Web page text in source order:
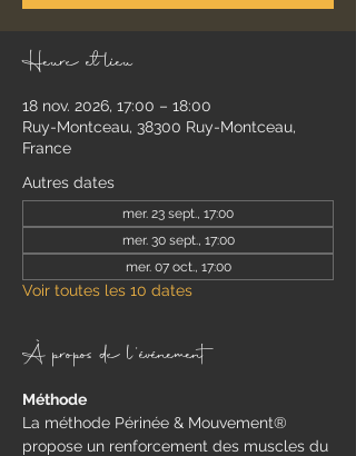
Heure et lieu
18 nov. 2026, 17:00 – 18:00
Ruy-Montceau, 38300 Ruy-Montceau,
France
Autres dates
mer. 23 sept., 17:00
mer. 30 sept., 17:00
mer. 07 oct., 17:00
Voir toutes les 10 dates
À propos de l'événement
Méthode
​La méthode Périnée & Mouvement®
propose un renforcement des muscles du